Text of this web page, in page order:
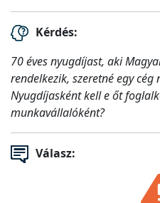
Kérdés:
70 éves nyugdíjast, aki
rendelkezik, szeretné egy
Nyugdíjasként kell e őt
munkavállalóként?
Válasz: